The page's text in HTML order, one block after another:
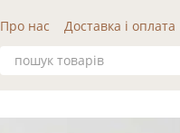
Про нас Доставка і оплата
Угода користувача